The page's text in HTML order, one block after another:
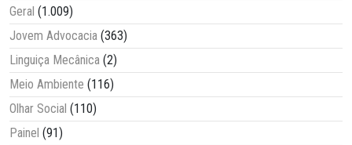
Geral (1.009)
Jovem Advocacia (363)
Linguiça Mecânica (2)
Meio Ambiente (116)
Olhar Social (110)
Painel (91)